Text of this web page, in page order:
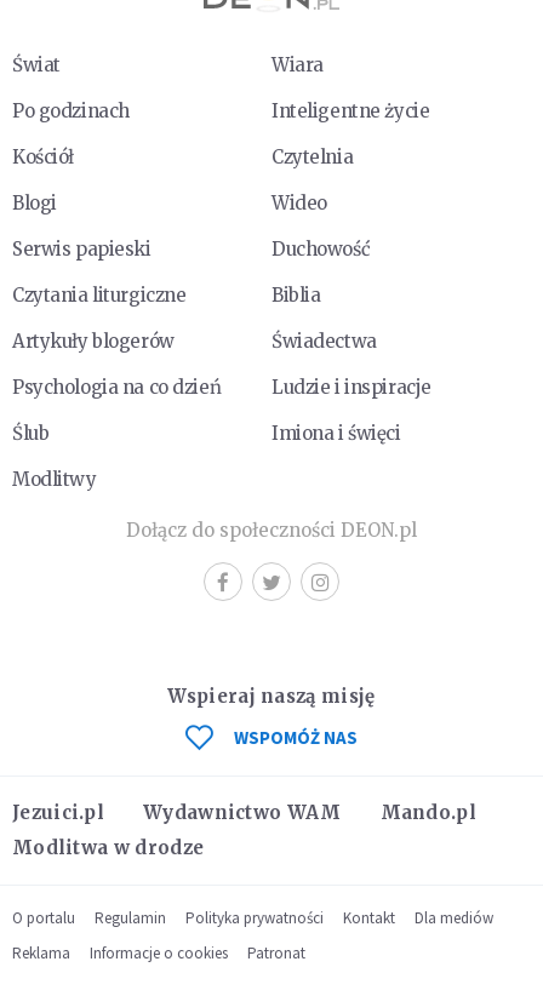
Świat
Wiara
Po godzinach
Inteligentne życie
Kościół
Czytelnia
Blogi
Wideo
Serwis papieski
Duchowość
Czytania liturgiczne
Biblia
Artykuły blogerów
Świadectwa
Psychologia na co dzień
Ludzie i inspiracje
Ślub
Imiona i święci
Modlitwy
Dołącz do społeczności DEON.pl
Jezuici.pl Wydawnictwo WAM
Mando.pl
Modlitwa w drodze
Wspieraj naszą misję
WSPOMÓŻ NAS
O portalu Regulamin Polityka prywatności Kontakt
Dla mediów
Reklama
Informacje o cookies Patronat